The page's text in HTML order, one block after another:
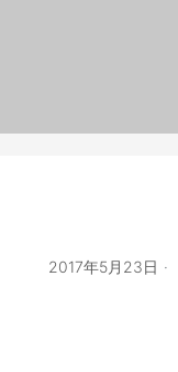
2017年5月23日